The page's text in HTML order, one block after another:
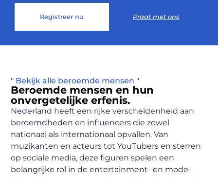
Registreer nu Praat met ons
" Bekijk alle beroemde mensen "
Beroemde mensen en hun
onvergetelijke erfenis.
Nederland heeft een rijke verscheidenheid aan
beroemdheden en influencers die zowel
nationaal als internationaal opvallen. Van
muzikanten en acteurs tot YouTubers en sterren
op sociale media, deze figuren spelen een
belangrijke rol in de entertainment- en mode-